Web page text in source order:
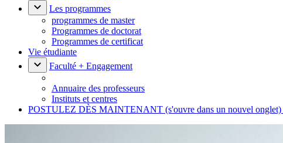
Les programmes
programmes de master
Programmes de doctorat
Programmes de certificat
Vie étudiante
Faculté + Engagement
Annuaire des professeurs
Instituts et centres
POSTULEZ DÈS MAINTENANT (s'ouvre dans un nouvel onglet)